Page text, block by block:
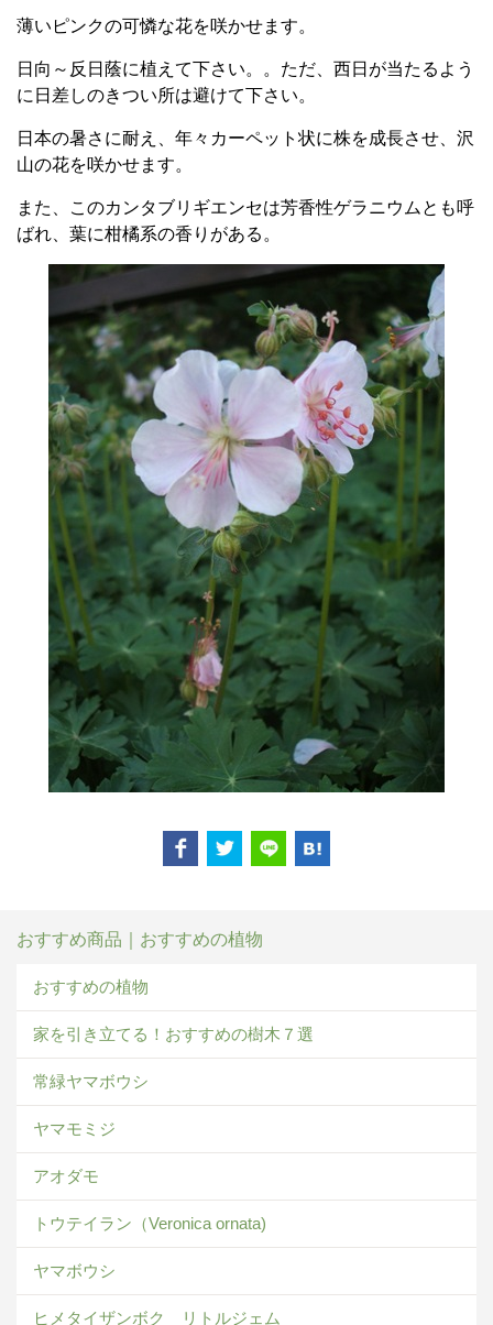
薄いピンクの可憐な花を咲かせます。
日向～反日蔭に植えて下さい。。ただ、西日が当たるよう
に日差しのきつい所は避けて下さい。
日本の暑さに耐え、年々カーペット状に株を成長させ、沢
山の花を咲かせます。
また、このカンタブリギエンセは芳香性ゲラニウムとも呼
ばれ、葉に柑橘系の香りがある。
おすすめ商品｜おすすめの植物
おすすめの植物
家を引き立てる！おすすめの樹木７選
常緑ヤマボウシ
ヤマモミジ
アオダモ
トウテイラン（Veronica ornata)
ヤマボウシ
ヒメタイザンボク リトルジェム